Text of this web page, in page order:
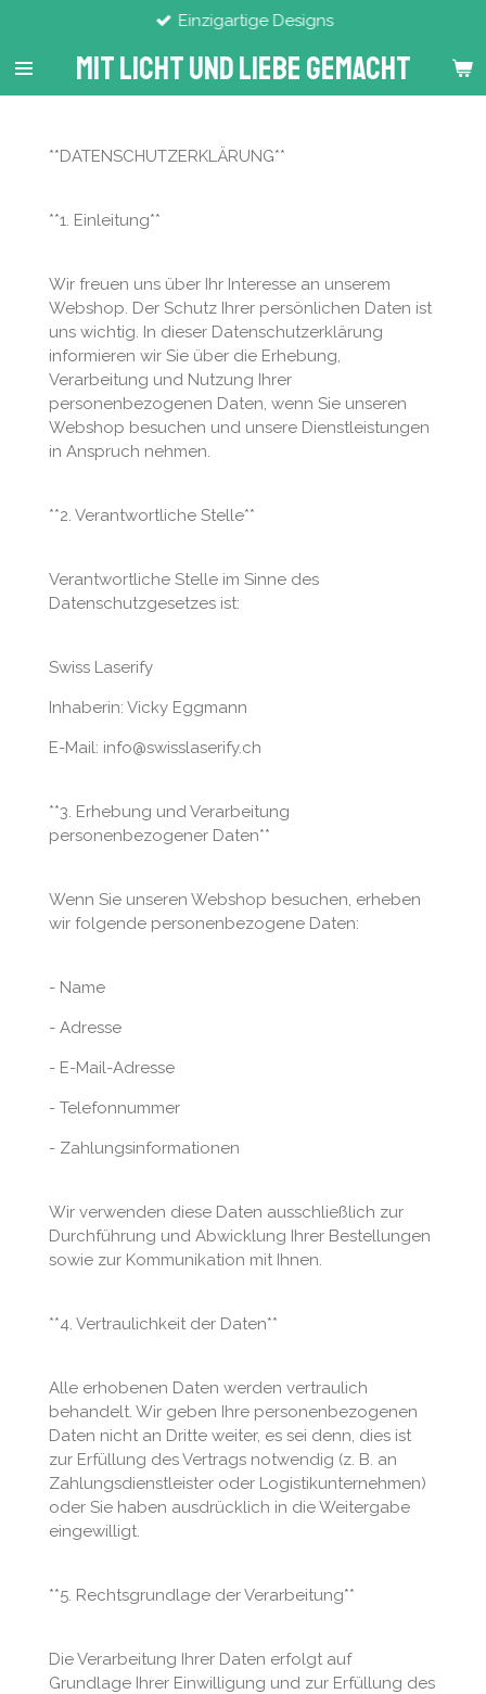
springen Mit Licht Und Liebe Gemacht
Einzigartige Designs
**DATENSCHUTZERKLÄRUNG**
**1. Einleitung**
Wir freuen uns über Ihr Interesse an unserem
Webshop. Der Schutz Ihrer persönlichen Daten ist
uns wichtig. In dieser Datenschutzerklärung
informieren wir Sie über die Erhebung,
Verarbeitung und Nutzung Ihrer
personenbezogenen Daten, wenn Sie unseren
Webshop besuchen und unsere Dienstleistungen
in Anspruch nehmen.
**2. Verantwortliche Stelle**
Verantwortliche Stelle im Sinne des
Datenschutzgesetzes ist:
Swiss Laserify
Inhaberin: Vicky Eggmann
E-Mail: info@swisslaserify.ch
**3. Erhebung und Verarbeitung
personenbezogener Daten**
Wenn Sie unseren Webshop besuchen, erheben
wir folgende personenbezogene Daten:
- Name
- Adresse
- E-Mail-Adresse
- Telefonnummer
- Zahlungsinformationen
Wir verwenden diese Daten ausschließlich zur
Durchführung und Abwicklung Ihrer Bestellungen
sowie zur Kommunikation mit Ihnen.
**4. Vertraulichkeit der Daten**
Alle erhobenen Daten werden vertraulich
behandelt. Wir geben Ihre personenbezogenen
Daten nicht an Dritte weiter, es sei denn, dies ist
zur Erfüllung des Vertrags notwendig (z. B. an
Zahlungsdienstleister oder Logistikunternehmen)
oder Sie haben ausdrücklich in die Weitergabe
eingewilligt.
**5. Rechtsgrundlage der Verarbeitung**
Die Verarbeitung Ihrer Daten erfolgt auf
Grundlage Ihrer Einwilligung und zur Erfüllung des